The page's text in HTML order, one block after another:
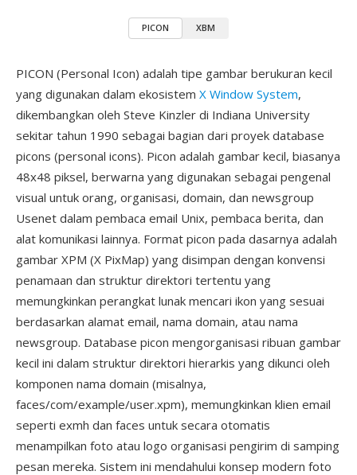
PICON XBM
PICON (Personal Icon) adalah tipe gambar berukuran kecil
yang digunakan dalam ekosistem X Window System,
dikembangkan oleh Steve Kinzler di Indiana University
sekitar tahun 1990 sebagai bagian dari proyek database
picons (personal icons). Picon adalah gambar kecil, biasanya
48x48 piksel, berwarna yang digunakan sebagai pengenal
visual untuk orang, organisasi, domain, dan newsgroup
Usenet dalam pembaca email Unix, pembaca berita, dan
alat komunikasi lainnya. Format picon pada dasarnya adalah
gambar XPM (X PixMap) yang disimpan dengan konvensi
penamaan dan struktur direktori tertentu yang
memungkinkan perangkat lunak mencari ikon yang sesuai
berdasarkan alamat email, nama domain, atau nama
newsgroup. Database picon mengorganisasi ribuan gambar
kecil ini dalam struktur direktori hierarkis yang dikunci oleh
komponen nama domain (misalnya,
faces/com/example/user.xpm), memungkinkan klien email
seperti exmh dan faces untuk secara otomatis
menampilkan foto atau logo organisasi pengirim di samping
pesan mereka. Sistem ini mendahului konsep modern foto